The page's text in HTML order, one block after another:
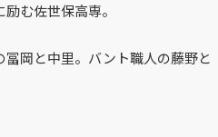
む佐世保高専。
岡と中里。バント職人の藤野と